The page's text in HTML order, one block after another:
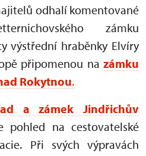
odhalí komentované
zámku
výstřední hraběnky Elvíry
připomenou na zámku
Rokytnou.
a zámek Jindřichův
pohled na cestovatelské
Při svých výpravách